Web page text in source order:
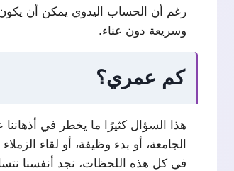
رغم أن الحساب اليدوي يمكن أن يكون
وسريعة دون عناء.
كم عمري؟
هذا السؤال كثيرًا ما يخطر في
الجامعة، أو بدء وظيفة، أو لقاء
في كل هذه اللحظات، نجد أنفسنا